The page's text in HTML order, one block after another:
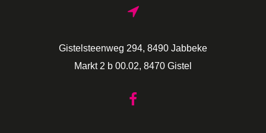
Gistelsteenweg 294, 8490 Jabbeke
Markt 2 b 00.02, 8470 Gistel